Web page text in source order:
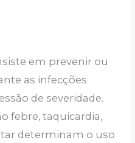
em prevenir ou
as infecções
de severidade.
febre, taquicardia,
determinam o uso